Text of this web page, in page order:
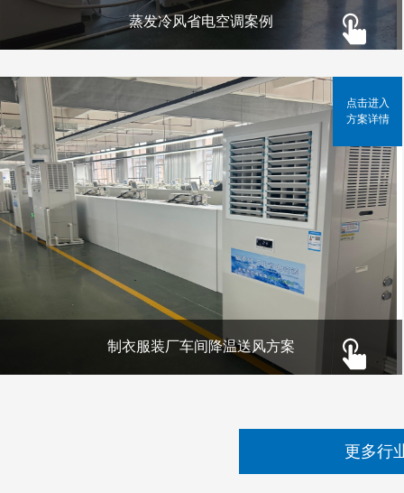
蒸发冷风省电空调案例
制衣服装厂车间降温送风方案
点击进入
方案详情
更多行